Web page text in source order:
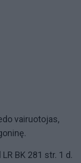
vairuotojas,
BK 281 str. 1 d.